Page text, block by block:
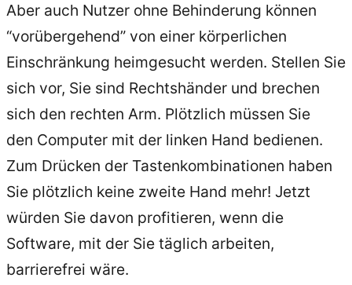
Aber auch Nutzer ohne Behinderung können
“vorübergehend” von einer körperlichen
Einschränkung heimgesucht werden. Stellen Sie
sich vor, Sie sind Rechtshänder und brechen
sich den rechten Arm. Plötzlich müssen Sie
den Computer mit der linken Hand bedienen.
Zum Drücken der Tastenkombinationen haben
Sie plötzlich keine zweite Hand mehr! Jetzt
würden Sie davon profitieren, wenn die
Software, mit der Sie täglich arbeiten,
barrierefrei wäre.